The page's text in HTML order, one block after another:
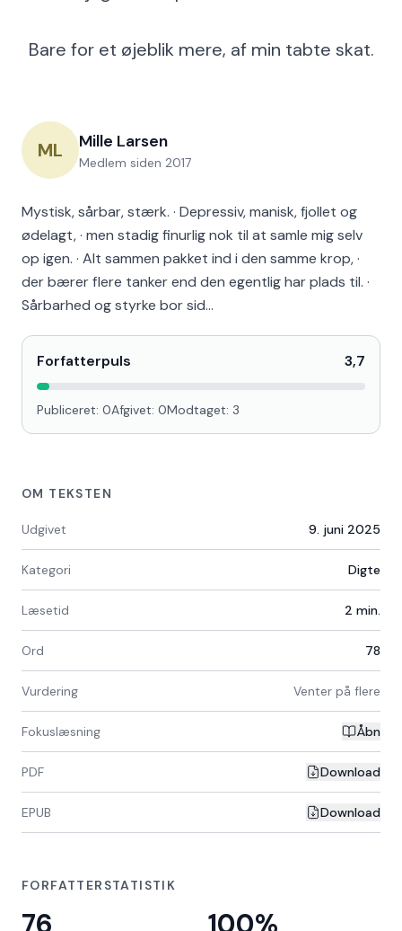
ML Mille Larsen
Medlem siden 2017
Mystisk, sårbar, stærk. · Depressiv, manisk, fjollet og
ødelagt, · men stadig finurlig nok til at samle mig selv
op igen. · Alt sammen pakket ind i den samme krop, ·
der bærer flere tanker end den egentlig har plads til. ·
Sårbarhed og styrke bor sid…
Forfatterpuls 3,7
Publiceret: 0Afgivet: 0Modtaget: 3
OM TEKSTEN
Udgivet 9. juni 2025
Kategori Digte
Læsetid 2 min.
Ord 78
Vurdering Venter på flere
Fokuslæsning Åbn
PDF Download
EPUB Download
FORFATTERSTATISTIK
Bare for et øjeblik mere, af min tabte skat.